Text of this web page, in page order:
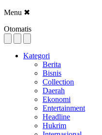
Menu ✖
Otomatis
Kategori
Berita
Bisnis
Collection
Daerah
Ekonomi
Entertainment
Headline
Hukrim